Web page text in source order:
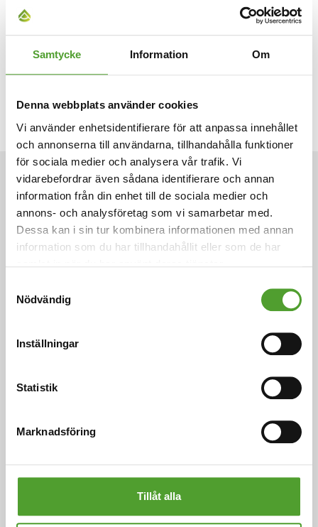
Samtycke Information Om
Denna webbplats använder cookies
Vi använder enhetsidentifierare för att anpassa innehållet
och annonserna till användarna, tillhandahålla funktioner
för sociala medier och analysera vår trafik. Vi
vidarebefordrar även sådana identifierare och annan
information från din enhet till de sociala medier och
annons- och analysföretag som vi samarbetar med.
Dessa kan i sin tur kombinera informationen med annan
information som du har tillhandahållit eller som de har
Nödvändig
Inställningar
Statistik
Marknadsföring
Tillåt alla
ARTIKLAR
järnoxidpigment i Ningbo, Kina.